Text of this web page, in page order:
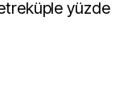
yüzde